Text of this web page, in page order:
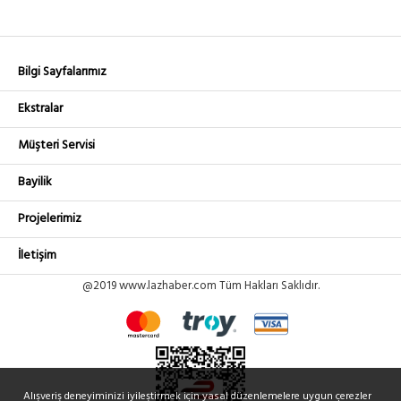
SC-SC SM BREAKOUT KABLO
PATCHCORD 10 MT
+ KDV
Bilgi Sayfalarımız
Ekstralar
Müşteri Servisi
Bayilik
Projelerimiz
İletişim
@2019 www.lazhaber.com Tüm Hakları Saklıdır.
Alışveriş deneyiminizi iyileştirmek için yasal düzenlemelere uygun çerezler